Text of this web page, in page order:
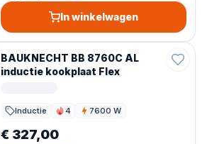
In winkelwagen
BAUKNECHT BB 8760C AL
inductie kookplaat Flex
Inductie 4
Kookzones7600 W
Vermogen
€ 327,00